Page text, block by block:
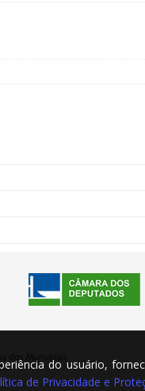
esportes em
em Mapele
do usuário,
de Privacidade e